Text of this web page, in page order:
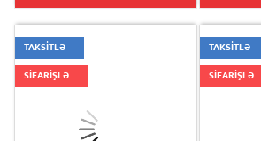
TAKSİTLƏ
SİFARİŞLƏ
TAKSİTLƏ
SİFARİŞLƏ